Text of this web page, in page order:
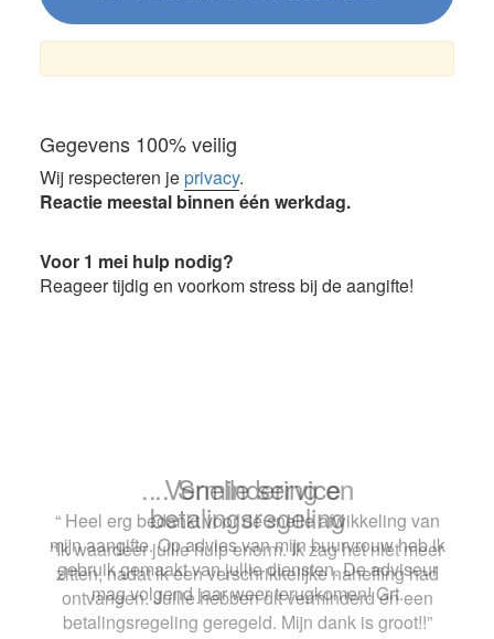
Gegevens 100% veilig
Wij respecteren jeprivacy.
Reactie meestal binnen één werkdag.
Voor 1 mei hulp nodig?
Reageer tijdig en voorkom stress bij de aangifte!
.. Snelle service
“ Heel erg bedankt voor de snelle afwikkeling van
mijn aangifte. Op advies van mijn buurvrouw heb ik
gebruik gemaakt van jullie diensten. De adviseur
mag volgend jaar weer terugkomen! Grt.